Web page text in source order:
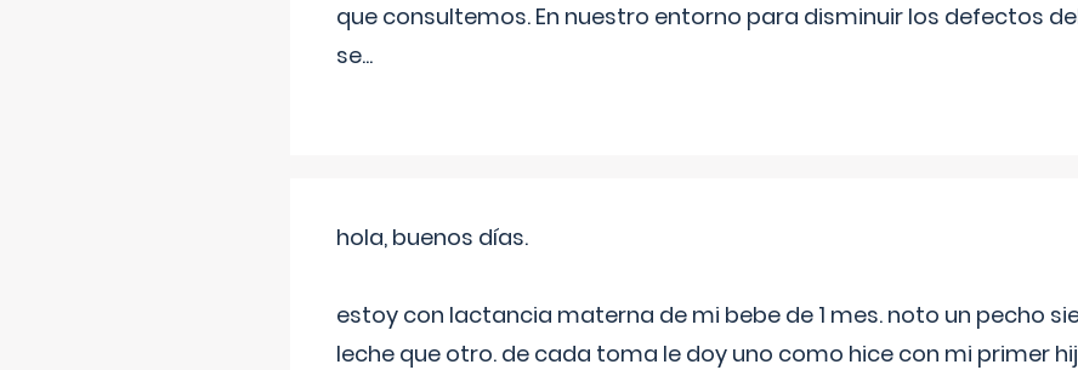
que consultemos. En nuestro entorno para disminuir los defectos
se...
hola, buenos días.
estoy con lactancia materna de mi bebe de 1 mes. noto un pecho
leche que otro. de cada toma le doy uno como hice con mi primer